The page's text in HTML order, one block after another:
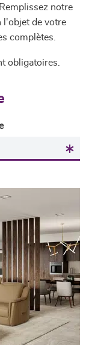
notre
l'objet de votre
complètes.
obligatoires.